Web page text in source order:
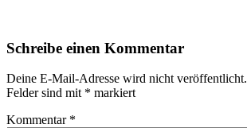
Schreibe einen Kommentar
Deine E-Mail-Adresse wird nicht veröffentlicht.
Felder sind mit * markiert
Kommentar *